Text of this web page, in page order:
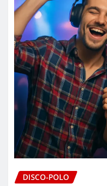
DISCO-POLO